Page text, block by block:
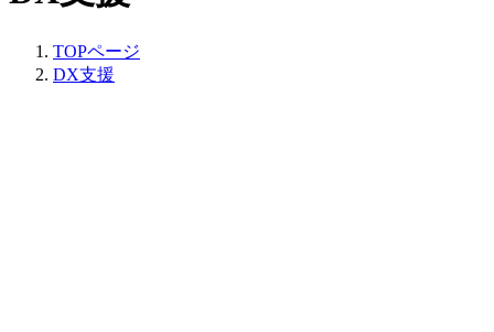
TOPページ
DX支援